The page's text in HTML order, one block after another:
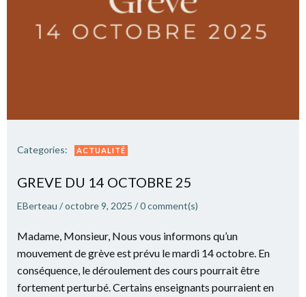
Categories: ACTUALITÉ
GREVE DU 14 OCTOBRE 25
EBerteau /octobre 9, 2025 /0comment(s)
Madame, Monsieur, Nous vous informons qu’un
mouvement de grève est prévu le mardi 14 octobre. En
conséquence, le déroulement des cours pourrait être
fortement perturbé. Certains enseignants pourraient en